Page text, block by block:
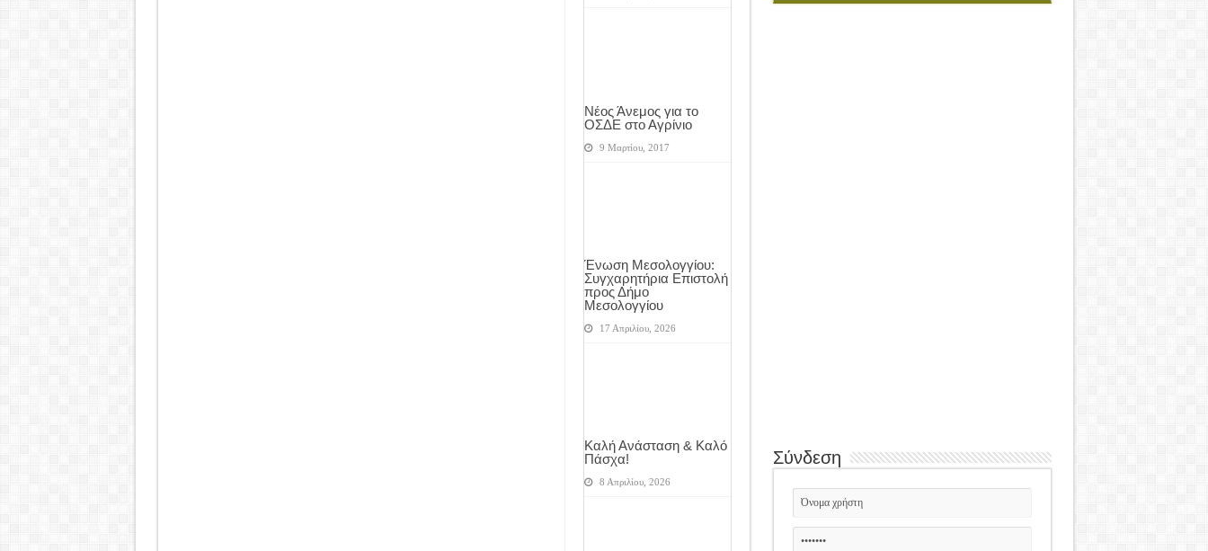
Νέος Άνεμος για το
ΟΣΔΕ στο Αγρίνιο
9 Μαρτίου, 2017
Ένωση Μεσολογγίου:
Συγχαρητήρια Επιστολή
προς Δήμο
Μεσολογγίου
17 Απριλίου, 2026
Καλή Ανάσταση & Καλό
Πάσχα!
8 Απριλίου, 2026
Σύνδεση